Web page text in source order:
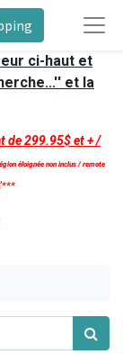
ci-haut et
et la
de 299.95$ et + /
éloignée non inclus / remote